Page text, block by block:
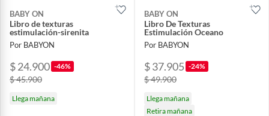
BABY ON
Libro de texturas
estimulación-sirenita
Por BABYON
$ 24.900 -46%
$ 45.900
Llega mañana
BABY ON
Libro De Texturas
Estimulación Oceano
Por BABYON
$ 37.905 -24%
$ 49.900
Llega mañana
Retira mañana